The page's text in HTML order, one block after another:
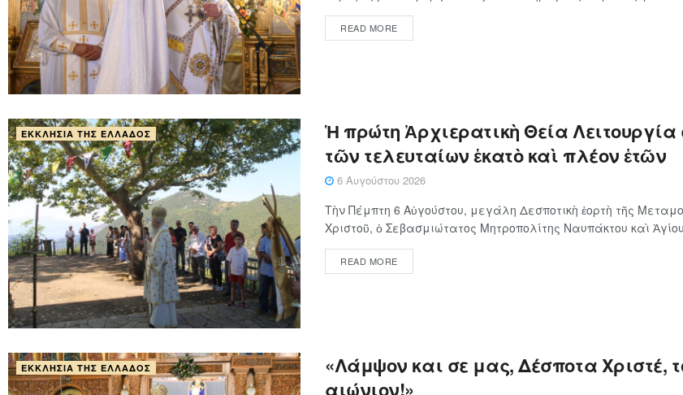
READ MORE
ΕΚΚΛΗΣΊΑ ΤΗΣ ΕΛΛΆΔΟΣ
Ἡ πρώτη Ἀρχιερατικὴ Θεία Λειτουργία
τῶν τελευταίων ἑκατὸ καὶ πλέον ἐτῶν
6 Αυγούστου 2026
Τὴν Πέμπτη 6 Αὐγούστου, μεγάλη Δεσποτικὴ ἑορτὴ τῆς
Χριστοῦ, ὁ Σεβασμιώτατος Μητροπολίτης Ναυπάκτου καὶ
READ MORE
ΕΚΚΛΗΣΊΑ ΤΗΣ ΕΛΛΆΔΟΣ
«Λάμψον και σε μας, Δέσποτα Χριστέ,
αιώνιον!»